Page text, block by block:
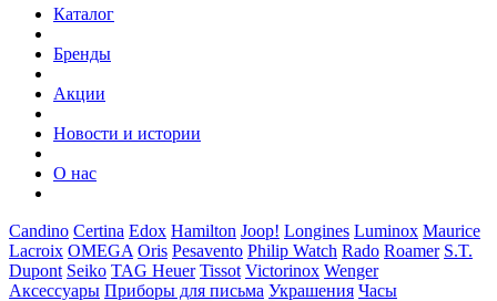
Каталог
Бренды
Акции
Новости и истории
О нас
Candino Certina Edox Hamilton Joop! Longines Luminox Maurice
Lacroix OMEGA Oris Pesavento Philip Watch Rado Roamer S.T.
Dupont Seiko TAG Heuer Tissot Victorinox Wenger
Аксессуары Приборы для письма Украшения Часы